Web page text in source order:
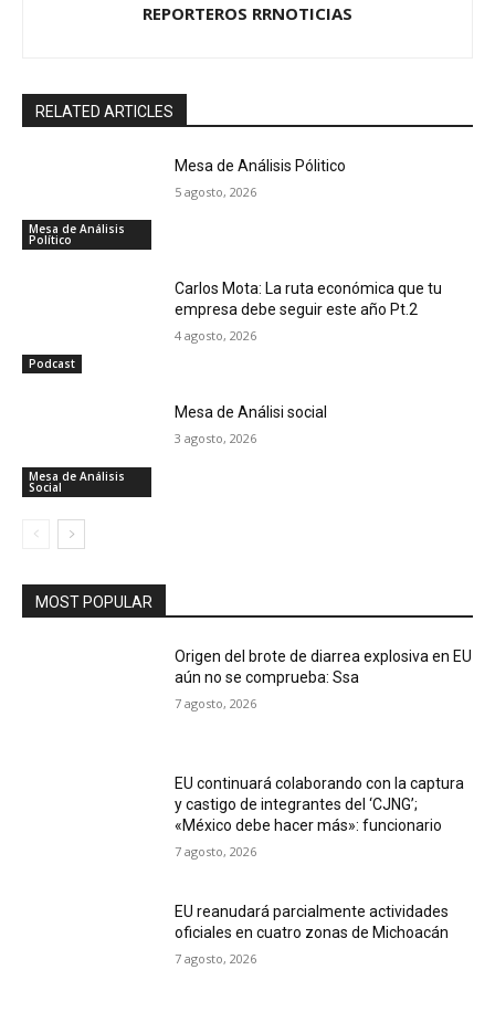
REPORTEROS RRNOTICIAS
RELATED ARTICLES
Mesa de Análisis
Político
Mesa de Análisis Pólitico
5 agosto, 2026
Podcast
Carlos Mota: La ruta económica que tu
empresa debe seguir este año Pt.2
4 agosto, 2026
Mesa de Análisis
Social
Mesa de Análisi social
3 agosto, 2026
MOST POPULAR
Origen del brote de diarrea explosiva en EU
aún no se comprueba: Ssa
7 agosto, 2026
EU continuará colaborando con la captura
y castigo de integrantes del ‘CJNG’;
«México debe hacer más»: funcionario
7 agosto, 2026
EU reanudará parcialmente actividades
oficiales en cuatro zonas de Michoacán
7 agosto, 2026